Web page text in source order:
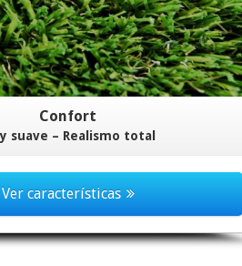
Confort
suave – Realismo total
Ver características